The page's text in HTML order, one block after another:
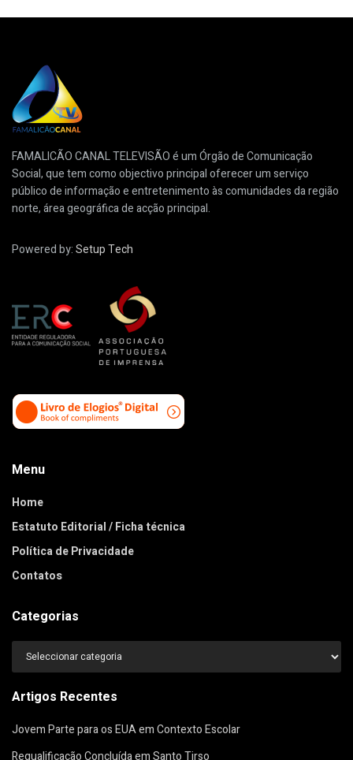
FAMALICÃO CANAL TELEVISÃO é um Órgão de Comunicação
Social, que tem como objectivo principal oferecer um serviço
público de informação e entretenimento às comunidades da região
norte, área geográfica de acção principal.
Powered by:Setup Tech
Menu
Home
Estatuto Editorial / Ficha técnica
Política de Privacidade
Contatos
Categorias
Categorias
Artigos Recentes
Jovem Parte para os EUA em Contexto Escolar